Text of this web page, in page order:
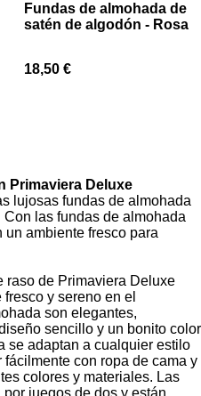
Fundas de almohada de
satén de algodón - Rosa
18,50 €
Primaviera Deluxe
lujosas fundas de almohada
las fundas de almohada
ambiente fresco para
raso de Primaviera Deluxe
y sereno en el
son elegantes,
sencillo y un bonito color
se adaptan a cualquier estilo
con ropa de cama y
colores y materiales. Las
juegos de dos y están